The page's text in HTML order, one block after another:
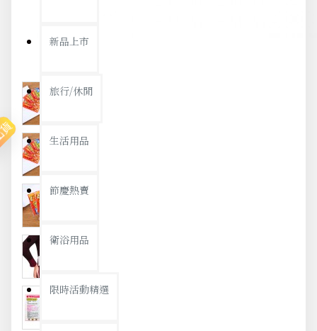
新品上市
旅行/休閒
生活用品
節慶熱賣
衛浴用品
限時活動精選